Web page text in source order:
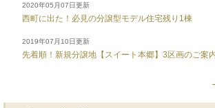
2020年05月07日更新
西町に出た！必見の分譲型モデル住宅残り1棟
2019年07月10日更新
先着順！新規分譲地【スイート本郷】3区画のご案